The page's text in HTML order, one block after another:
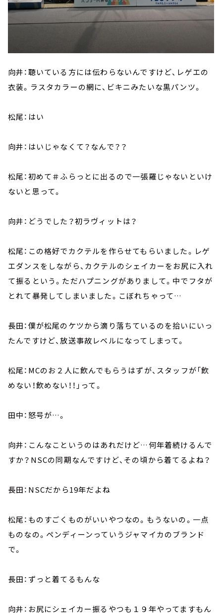
向井：聴いている方には伝わらないんですけど、レゲエの
衣装。ラスタカラーの網に、ビキニみたいな黒パンツ。
松尾：はい
向井：はいじゃなくて？なんで？？
松尾：初めて＃ふらっとに出るので一張羅じゃないといけ
ないと思って。
向井：どうでした？初ラヴィットは？
松尾：この格好でカクテルを作らせてもらいました。レゲ
エダンスをしながら、カクテルのシェイカーをお尻に入れ
て振るという。ただハプニングがありまして。中でフタが
とれて暴発してしまいました。こぼれちゃって…
長田：僕が松尾のケツから滴り落ちているのを拾いにいっ
たんですけど、放送事故レベルになってしまって。
松尾：MCのお２人に飲んでもらうはずが、スタッフが「飲
めない！飲めない！！」って。
田中：怒号が…。
向井：こんなこというのはあれだけど…何年着続けるんで
すか？NSCの同期なんですけど、その頃から着てるよね？
長田：NSCだから19年だよね
松尾：ものすごくものがいいやつなの。もうないの。一点
ものなの。ペンディーンっていうジャマイカのブランド
で。
長田：ずっと着てるもんな
向井：お尻にシェイカー振るやつも１９年やってますもん